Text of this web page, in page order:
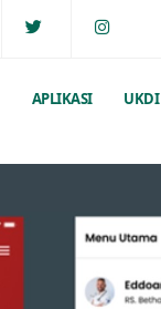
APLIKASI UKDI